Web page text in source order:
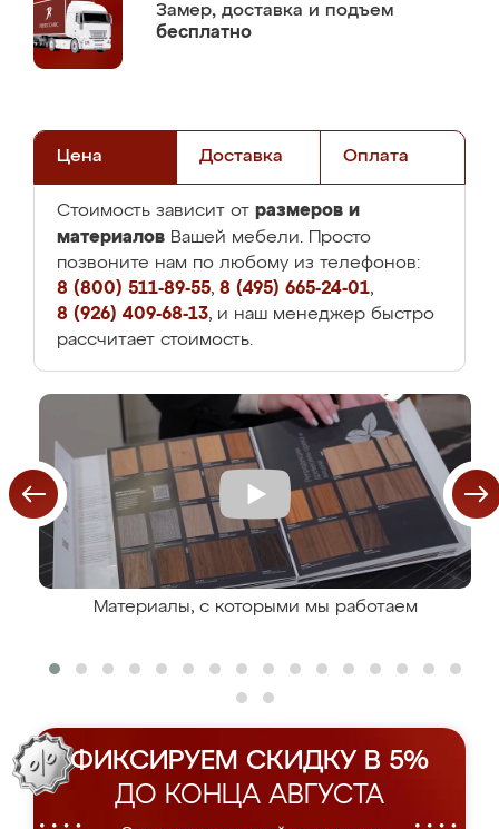
Замер, доставка и подъем
бесплатно
Цена Доставка Оплата
Стоимость зависит от размеров и
материалов Вашей мебели. Просто
позвоните нам по любому из телефонов:
8 (800) 511-89-55, 8 (495) 665-24-01,
8 (926) 409-68-13, и наш менеджер быстро
рассчитает стоимость.
Материалы, с которыми мы работаем
ФИКСИРУЕМ СКИДКУ В 5%
ДО КОНЦА АВГУСТА